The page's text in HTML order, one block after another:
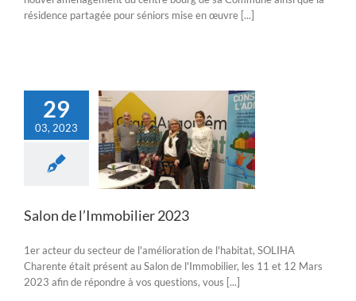
résidence partagée pour séniors mise en œuvre [...]
29
03, 2023
Salon de l’Immobilier 2023
1er acteur du secteur de l'amélioration de l'habitat, SOLIHA
Charente était présent au Salon de l'Immobilier, les 11 et 12 Mars
2023 afin de répondre à vos questions, vous [...]